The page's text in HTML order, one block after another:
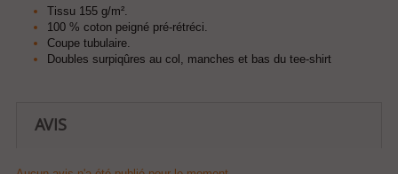
Tissu 155 g/m².
100 % coton peigné pré-rétréci.
Coupe tubulaire.
Doubles surpiqûres au col, manches et bas du tee-shirt
AVIS